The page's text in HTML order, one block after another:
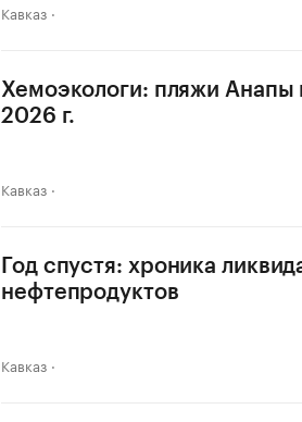
Кавказ
Хемоэкологи: пляжи Анапы
2026 г.
Кавказ
Год спустя: хроника
нефтепродуктов
Кавказ